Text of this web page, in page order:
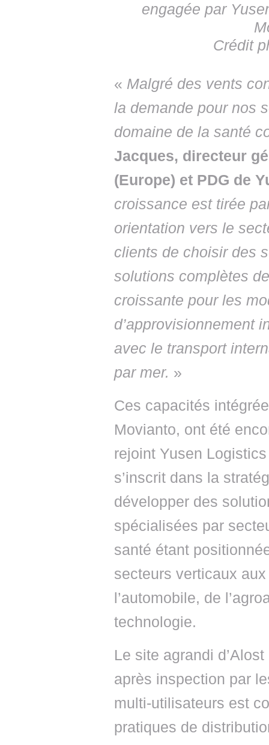
engagée par
Crédit
« Malgré des vents
la demande pour nos
domaine de la santé
Jacques, directeur
(Europe) et PDG de
croissance est tirée
orientation vers le
clients de choisir des
solutions complètes
croissante pour les
d’approvisionnement
avec le transport
par mer. »
Ces capacités
Movianto, ont été
rejoint Yusen
s’inscrit dans la
développer des
spécialisées par
santé étant
secteurs verticaux
l’automobile, de
technologie.
Le site agrandi
après inspection par
multi-utilisateurs est
pratiques de